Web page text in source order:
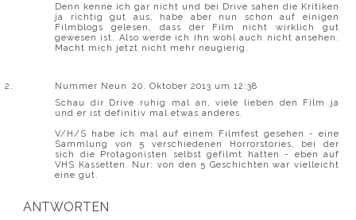
Denn kenne ich gar nicht und bei Drive sahen die Kritiken
ja richtig gut aus, habe aber nun schon auf einigen
Filmblogs gelesen, dass der Film nicht wirklich gut
gewesen ist. Also werde ich ihn wohl auch nicht ansehen.
Macht mich jetzt nicht mehr neugierig.
Nummer Neun
20. Oktober 2013 um 12:38
Schau dir Drive ruhig mal an, viele lieben den Film ja
und er ist definitiv mal etwas anderes.
V/H/S habe ich mal auf einem Filmfest gesehen - eine
Sammlung von 5 verschiedenen Horrorstories, bei der
sich die Protagonisten selbst gefilmt hatten - eben auf
VHS Kassetten. Nur: von den 5 Geschichten war vielleicht
eine gut.
ANTWORTEN